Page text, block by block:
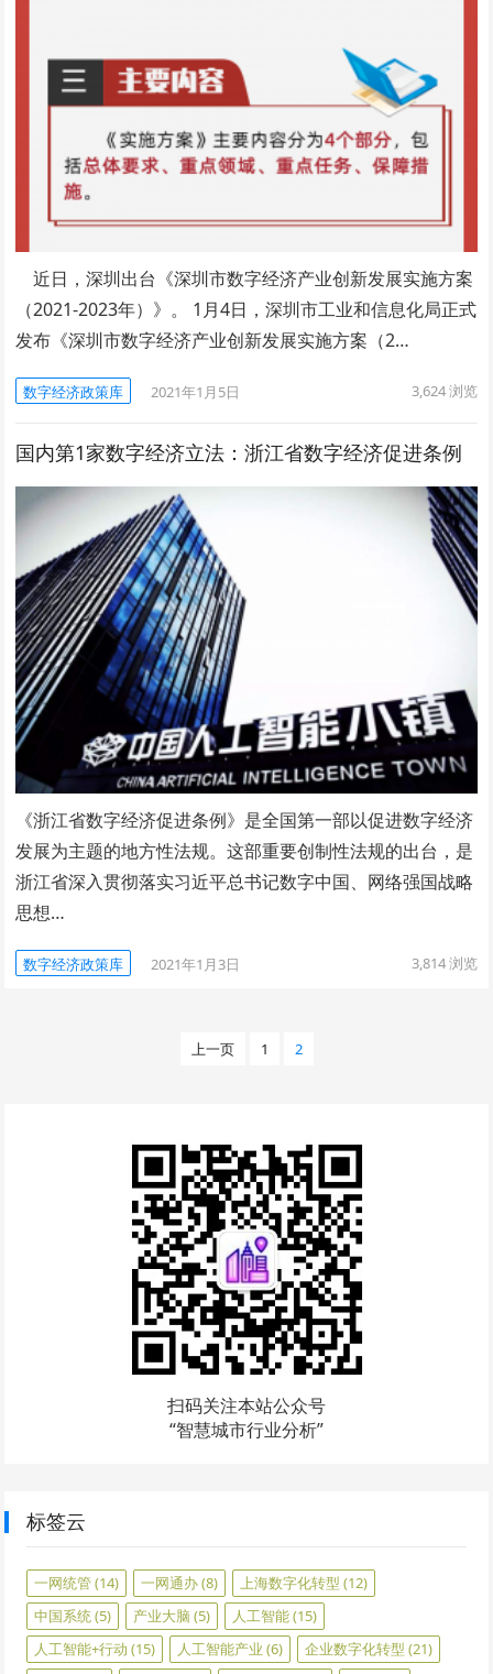
近日，深圳出台《深圳市数字经济产业创新发展实施方案
（2021-2023年）》。 1月4日，深圳市工业和信息化局正式
发布《深圳市数字经济产业创新发展实施方案（2…
数字经济政策库 2021年1月5日 3,624浏览
国内第1家数字经济立法：浙江省数字经济促进条例
《浙江省数字经济促进条例》是全国第一部以促进数字经济
发展为主题的地方性法规。这部重要创制性法规的出台，是
浙江省深入贯彻落实习近平总书记数字中国、网络强国战略
思想…
数字经济政策库 2021年1月3日 3,814浏览
上一页 1 2
扫码关注本站公众号
“智慧城市行业分析”
标签云
一网统管(14) 一网通办(8) 上海数字化转型 (12)
中国系统(5) 产业大脑 (5) 人工智能(15)
人工智能+行动 (15) 人工智能产业 (6) 企业数字化转型 (21)